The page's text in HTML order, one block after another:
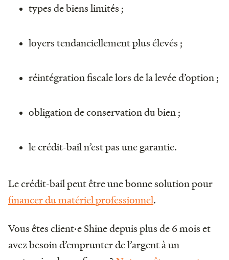
types de biens limités ;
loyers tendanciellement plus élevés ;
réintégration fiscale lors de la levée d’option ;
obligation de conservation du bien ;
le crédit-bail n’est pas une garantie.
Le crédit-bail peut être une bonne solution pour
financer du matériel professionnel.
Vous êtes client·e Shine depuis plus de 6 mois et
avez besoin d’emprunter de l’argent à un